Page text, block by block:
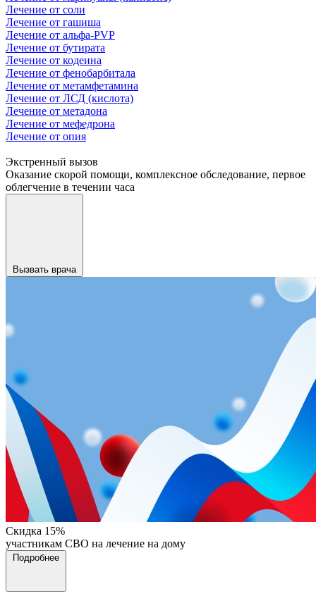
Лечение от соли
Лечение от гашиша
Лечение от альфа-PVP
Лечение от бутирата
Лечение от кодеина
Лечение от фенобарбитала
Лечение от метамфетамина
Лечение от ЛСД (кислота)
Лечение от метадона
Лечение от мефедрона
Лечение от опия
Экстренный вызов
Оказание скорой помощи, комплексное обследование, первое
облегчение в течении часа
Вызвать врача
Cкидка 15%
участникам СВО на лечение на дому
Подробнее